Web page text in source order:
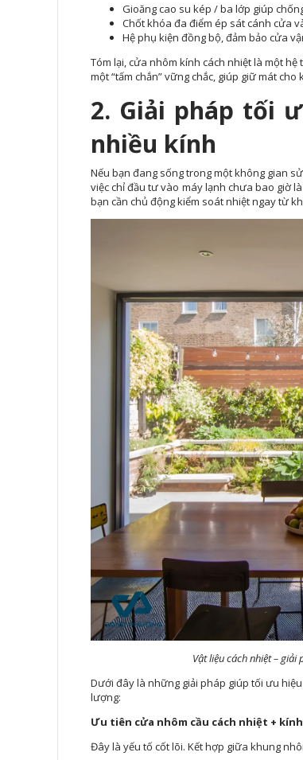
Gioăng cao su kép / ba lớp giúp
Chốt khóa đa điểm ép sát cánh cửa
Hệ phụ kiện đồng bộ, đảm bảo cửa
Tóm lại, cửa nhôm kính cách nhiệt là một
một “tấm chắn” vững chắc, giúp giữ mát
2. Giải pháp tối
nhiều kính
Nếu bạn đang sống trong một không gian
việc chỉ đầu tư vào máy lạnh chưa bao giờ
bạn cần chủ động kiểm soát nhiệt ngay từ
Vật liệu cách nhiệt –
Dưới đây là những giải pháp giúp tối ưu
lượng:
Ưu tiên cửa nhôm cầu cách nhiệt + kính
Đây là yếu tố cốt lõi. Kết hợp giữa khung